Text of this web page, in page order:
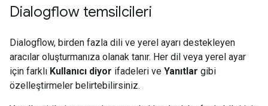
Dialogflow temsilcileri
Dialogflow, birden fazla dili ve yerel ayarı destekleyen
aracılar oluşturmanıza olanak tanır. Her dil veya yerel ayar
için farklı Kullanıcı diyor ifadeleri ve Yanıtlar gibi
özelleştirmeler belirtebilirsiniz.